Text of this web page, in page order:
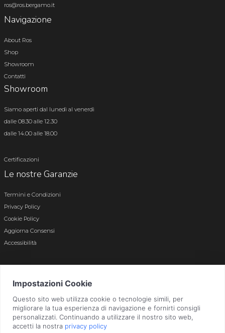
ros@ros.bergamo.it
Navigazione
About Ros
Shop
Showroom
Contatti
Showroom
Siamo aperti dal lunedì al venerdì
dalle 08.30 alle 12.30
dalle 14.00 alle 18.00
Certificazioni
Le nostre Garanzie
Termini e Condizioni
Privacy Policy
Cookie Policy
Aggiorna Consensi
Accessibilità
Bergamo n. 01496180165 · Capitale Sociale i.v. € 800.000,00